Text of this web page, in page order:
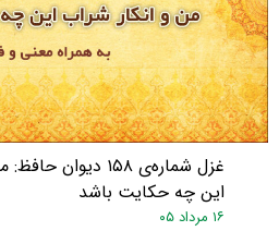
غزل شماره‌ی ۱۵۸
این چه حکایت باشد
۱۶ مرداد ۰۵